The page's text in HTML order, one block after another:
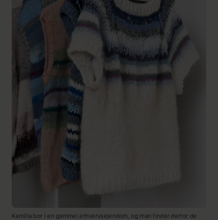
Kamilla bor i en gammel erhvervsejendom, og man finder derfor de